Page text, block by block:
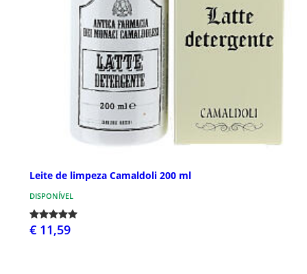
Leite de limpeza Camaldoli 200 ml
DISPONÍVEL
€ 11,59